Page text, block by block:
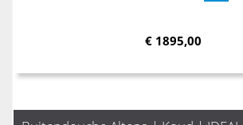
€ 1895,00